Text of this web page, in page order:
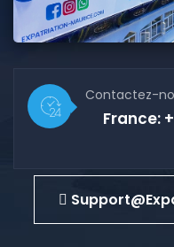
Contactez-
France: